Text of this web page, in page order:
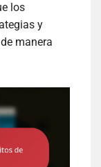
los
y
manera